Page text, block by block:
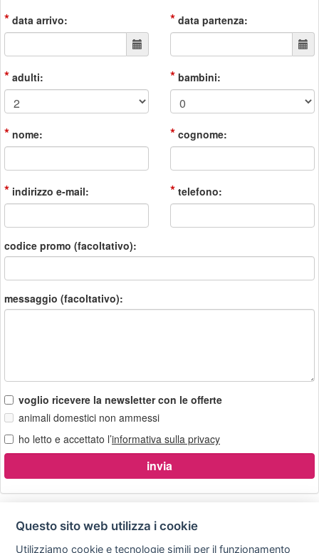
* data arrivo: * data partenza:
* adulti: * bambini:
* nome: * cognome:
* indirizzo e-mail: * telefono:
codice promo (facoltativo):
messaggio (facoltativo):
voglio ricevere la newsletter con le offerte
animali domestici non ammessi
ho letto e accettato l’informativa sulla privacy
Privacy Avviso Scrivici
Questo sito web utilizza i cookie
Utilizziamo cookie e tecnologie simili per il funzionamento